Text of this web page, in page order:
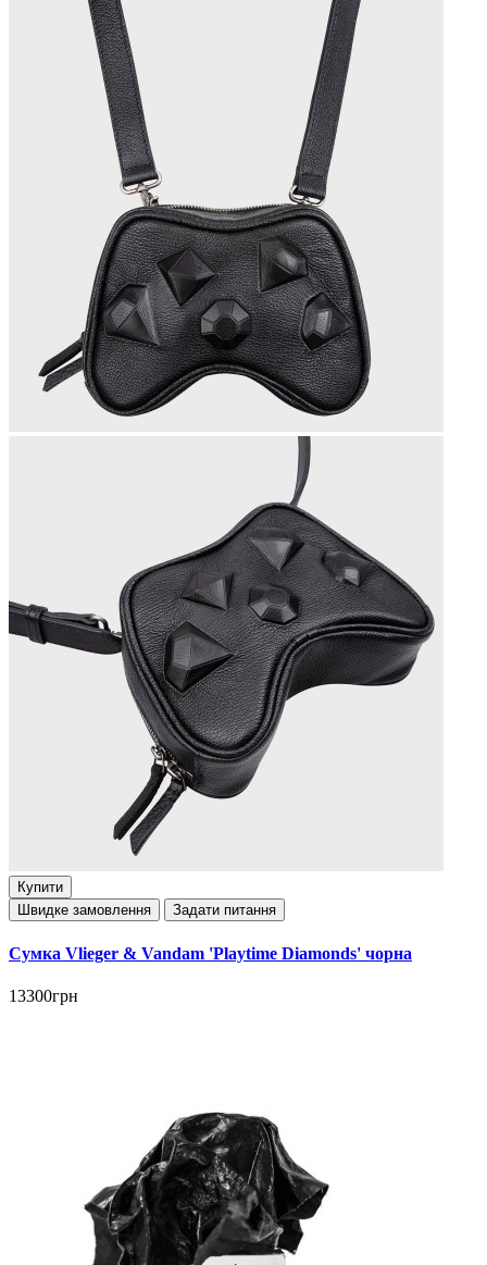
Купити
Швидке замовлення
Задати питання
Сумка Vlieger & Vandam 'Playtime Diamonds' чорна
13300грн